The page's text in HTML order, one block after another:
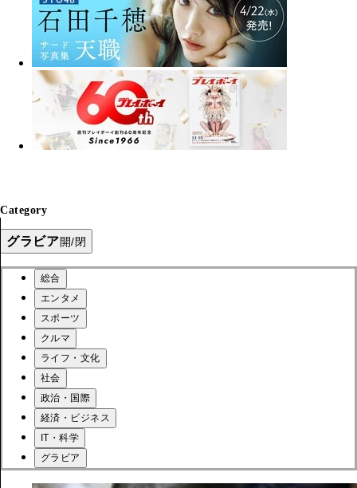
Category
グラビア開/閉
総合
エンタメ
スポーツ
クルマ
ライフ・文化
社会
政治・国際
経済・ビジネス
IT・科学
グラビア